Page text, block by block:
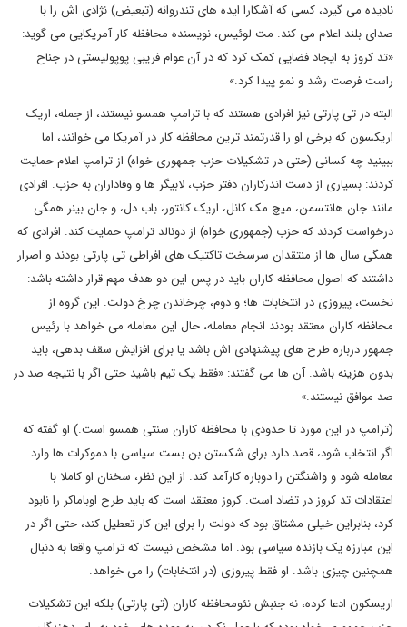
نادیده می گیرد، کسی که آشکارا ایده های تندروانه (تبعیض) نژادی اش را با
صدای بلند اعلام می کند. مت لوئیس، نویسنده محافظه کار آمریکایی می گوید:
«تد کروز به ایجاد فضایی کمک کرد که در آن عوام فریبی پوپولیستی در جناح
راست فرصت رشد و نمو پیدا کرد.»
البته در تی پارتی نیز افرادی هستند که با ترامپ همسو نیستند، از جمله، اریک
اریکسون که برخی او را قدرتمند ترین محافظه کار در آمریکا می خوانند، اما
ببینید چه کسانی (حتی در تشکیلات حزب جمهوری خواه) از ترامپ اعلام حمایت
کردند: بسیاری از دست اندرکاران دفتر حزب، لابیگر ها و وفاداران به حزب. افرادی
مانند جان هانتسمن، میچ مک کانل، اریک کانتور، باب دل، و جان بینر همگی
درخواست کردند که حزب (جمهوری خواه) از دونالد ترامپ حمایت کند. افرادی که
همگی سال ها از منتقدان سرسخت تاکتیک های افراطی تی پارتی بودند و اصرار
داشتند که اصول محافظه کاران باید در پس این دو هدف مهم قرار داشته باشد:
نخست، پیروزی در انتخابات ها؛ و دوم، چرخاندن چرخ دولت. این گروه از
محافظه کاران معتقد بودند انجام معامله، حال این معامله می خواهد با رئیس
جمهور درباره طرح های پیشنهادی اش باشد یا برای افزایش سقف بدهی، باید
بدون هزینه باشد. آن ها می گفتند: «فقط یک تیم باشید حتی اگر با نتیجه صد در
صد موافق نیستند.»
(ترامپ در این مورد تا حدودی با محافظه کاران سنتی همسو است.) او گفته که
اگر انتخاب شود، قصد دارد برای شکستن بن بست سیاسی با دموکرات ها وارد
معامله شود و واشنگتن را دوباره کارآمد کند. از این نظر، سخنان او کاملا با
اعتقادات تد کروز در تضاد است. کروز معتقد است که باید طرح اوباماکر را نابود
کرد، بنابراین خیلی مشتاق بود که دولت را برای این کار تعطیل کند، حتی اگر در
این مبارزه یک بازنده سیاسی بود. اما مشخص نیست که ترامپ واقعا به دنبال
همچنین چیزی باشد. او فقط پیروزی (در انتخابات) را می خواهد.
اریسکون ادعا کرده، نه جنبش نئومحافظه کاران (تی پارتی) بلکه این تشکیلات